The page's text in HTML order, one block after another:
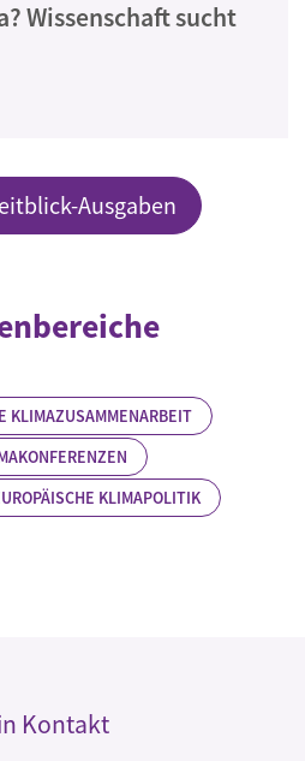
Wissenschaft sucht
Ausgaben
KLIMAZUSAMMENARBEIT
KLIMAPOLITIK
Kontakt